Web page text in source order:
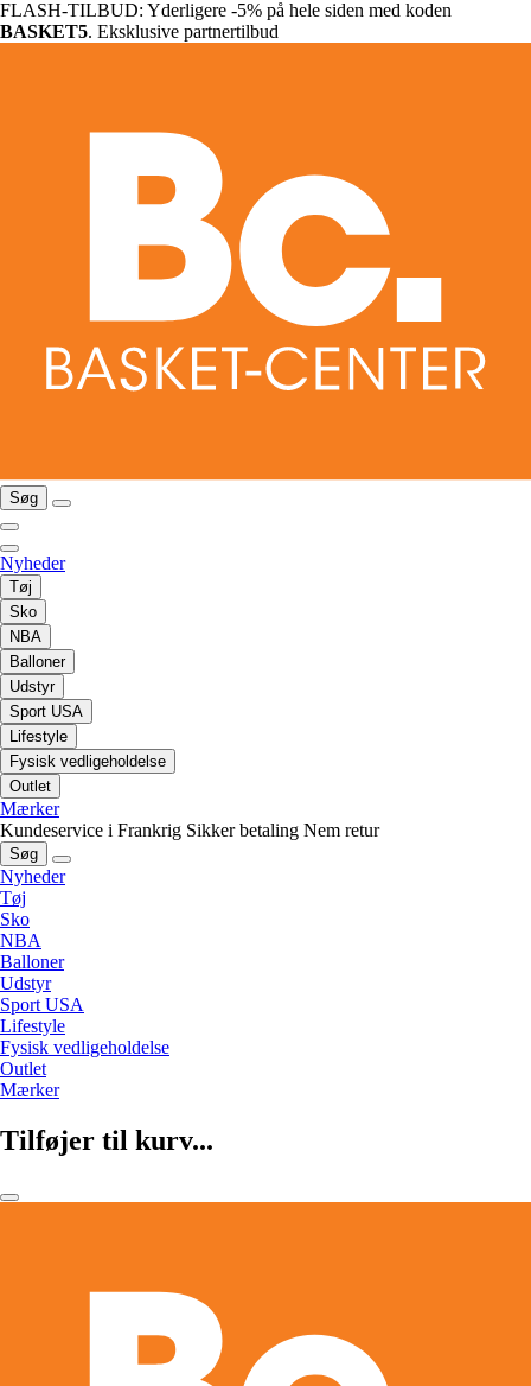
FLASH-TILBUD: Yderligere -5% på hele siden med koden
BASKET5. Eksklusive partnertilbud
Søg
Nyheder
Tøj
Sko
NBA
Balloner
Udstyr
Sport USA
Lifestyle
Fysisk vedligeholdelse
Outlet
Mærker
Kundeservice i Frankrig Sikker betaling Nem retur
Søg
Nyheder
Tøj
Sko
NBA
Balloner
Udstyr
Sport USA
Lifestyle
Fysisk vedligeholdelse
Outlet
Mærker
Tilføjer til kurv...